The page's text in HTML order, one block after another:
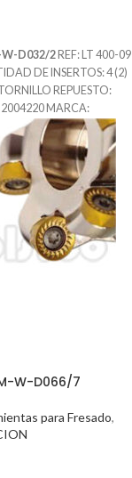
W-D032/2 REF: LT 400-09
DE INSERTOS: 4 (2)
REPUESTO:
MARCA:
M-W-D066/7
para Fresado,